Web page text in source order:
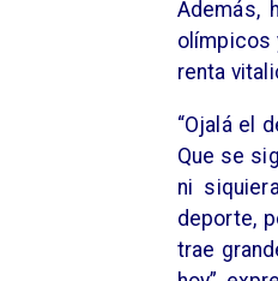
Además,
olímpicos
renta
“Ojalá el
Que se
ni
deporte,
trae